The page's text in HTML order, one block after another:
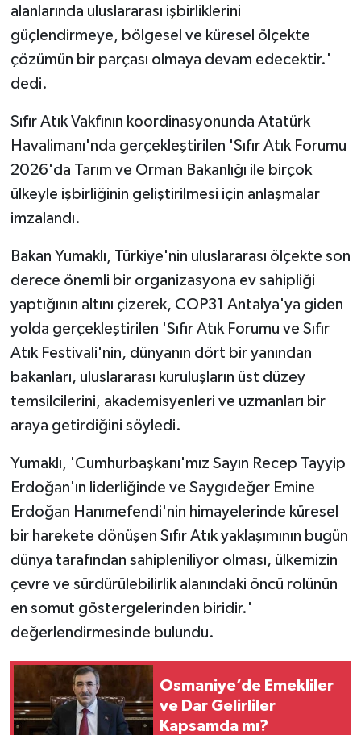
alanlarında uluslararası işbirliklerini
güçlendirmeye, bölgesel ve küresel ölçekte
çözümün bir parçası olmaya devam edecektir.'
dedi.
Sıfır Atık Vakfının koordinasyonunda Atatürk
Havalimanı'nda gerçekleştirilen 'Sıfır Atık Forumu
2026'da Tarım ve Orman Bakanlığı ile birçok
ülkeyle işbirliğinin geliştirilmesi için anlaşmalar
imzalandı.
Bakan Yumaklı, Türkiye'nin uluslararası ölçekte son
derece önemli bir organizasyona ev sahipliği
yaptığının altını çizerek, COP31 Antalya'ya giden
yolda gerçekleştirilen 'Sıfır Atık Forumu ve Sıfır
Atık Festivali'nin, dünyanın dört bir yanından
bakanları, uluslararası kuruluşların üst düzey
temsilcilerini, akademisyenleri ve uzmanları bir
araya getirdiğini söyledi.
Yumaklı, 'Cumhurbaşkanı'mız Sayın Recep Tayyip
Erdoğan'ın liderliğinde ve Saygıdeğer Emine
Erdoğan Hanımefendi'nin himayelerinde küresel
bir harekete dönüşen Sıfır Atık yaklaşımının bugün
dünya tarafından sahipleniliyor olması, ülkemizin
çevre ve sürdürülebilirlik alanındaki öncü rolünün
en somut göstergelerinden biridir.'
değerlendirmesinde bulundu.
Osmaniye’de Emekliler
ve Dar Gelirliler
Kapsamda mı?